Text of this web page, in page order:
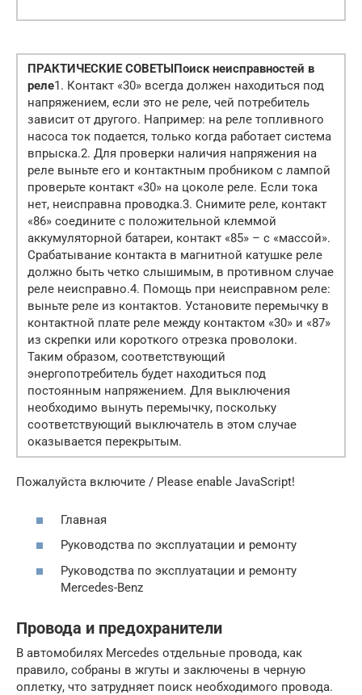
ПРАКТИЧЕСКИЕ СОВЕТЫ Поиск неисправностей в
реле1. Контакт «30» всегда должен находиться под
напряжением, если это не реле, чей потребитель
зависит от другого. Например: на реле топливного
насоса ток подается, только когда работает система
впрыска.2. Для проверки наличия напряжения на
реле выньте его и контактным пробником с лампой
проверьте контакт «30» на цоколе реле. Если тока
нет, неисправна проводка.3. Снимите реле, контакт
«86» соедините с положительной клеммой
аккумуляторной батареи, контакт «85» – с «массой».
Срабатывание контакта в магнитной катушке реле
должно быть четко слышимым, в противном случае
реле неисправно.4. Помощь при неисправном реле:
выньте реле из контактов. Установите перемычку в
контактной плате реле между контактом «30» и «87»
из скрепки или короткого отрезка проволоки.
Таким образом, соответствующий
энергопотребитель будет находиться под
постоянным напряжением. Для выключения
необходимо вынуть перемычку, поскольку
соответствующий выключатель в этом случае
оказывается перекрытым.
Пожалуйста включите / Please enable JavaScript!
Главная
Руководства по эксплуатации и ремонту
Руководства по эксплуатации и ремонту
Mercedes-Benz
Провода и предохранители
В автомобилях Mercedes отдельные провода, как
правило, собраны в жгуты и заключены в черную
оплетку, что затрудняет поиск необходимого провода.